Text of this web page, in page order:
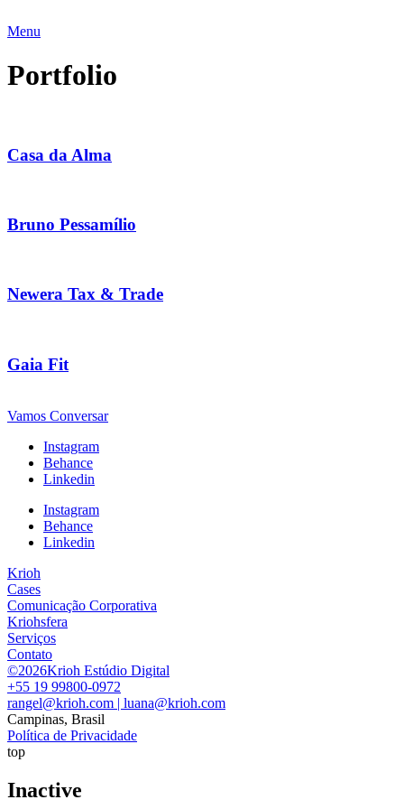
Menu
Portfolio
Casa da Alma
Bruno Pessamílio
Newera Tax & Trade
Gaia Fit
Vamos Conversar
Instagram
Behance
Linkedin
Instagram
Behance
Linkedin
Krioh
Cases
Comunicação Corporativa
Kriohsfera
Serviços
Contato
©2026Krioh Estúdio Digital
+55 19 99800-0972
rangel@krioh.com | luana@krioh.com
Campinas, Brasil
Política de Privacidade
top
Inactive